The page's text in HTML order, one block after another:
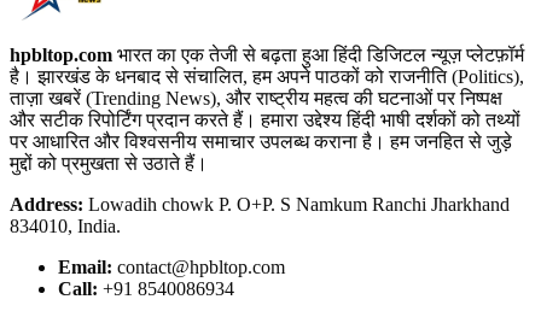
hpbltop.com भारत का एक तेजी से बढ़ता हुआ हिंदी डिजिटल न्यूज़ प्लेटफ़ॉर्म
है। झारखंड के धनबाद से संचालित, हम अपने पाठकों को राजनीति (Politics),
ताज़ा खबरें (Trending News), और राष्ट्रीय महत्व की घटनाओं पर निष्पक्ष
और सटीक रिपोर्टिंग प्रदान करते हैं। हमारा उद्देश्य हिंदी भाषी दर्शकों को तथ्यों
पर आधारित और विश्वसनीय समाचार उपलब्ध कराना है। हम जनहित से जुड़े
मुद्दों को प्रमुखता से उठाते हैं।
Address: Lowadih chowk P. O+P. S Namkum Ranchi Jharkhand
834010, India.
Email: contact@hpbltop.com
Call: +91 8540086934